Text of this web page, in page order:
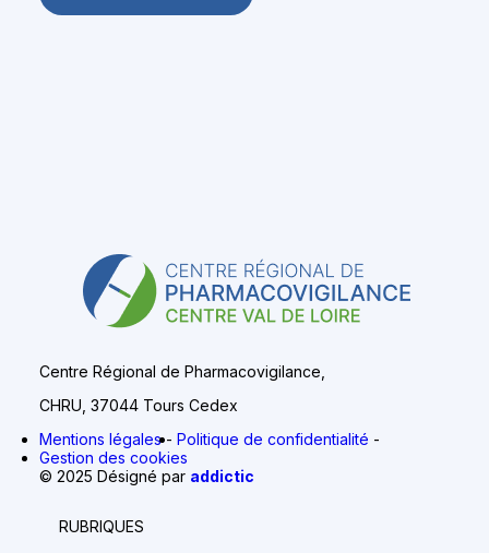
Centre Régional de Pharmacovigilance,
CHRU, 37044 Tours Cedex
Mentions légales
Politique de confidentialité
Gestion des cookies
© 2025 Désigné par addictic
RUBRIQUES